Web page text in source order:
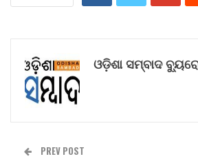
ଓଡ଼ିଶା ସମ୍ବାଦ
PREV POST